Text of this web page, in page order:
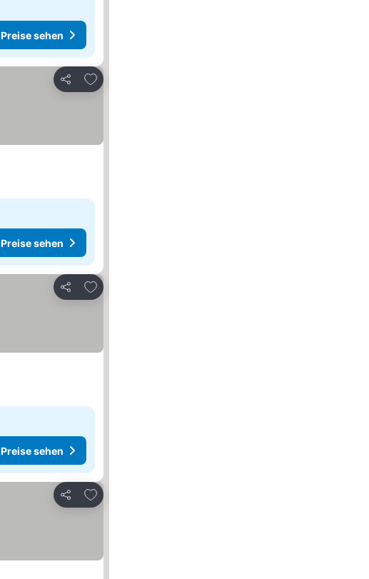
Preise sehen
Teilen
Zu Favoriten hinzufügen
Preise sehen
Teilen
Zu Favoriten hinzufügen
Preise sehen
Teilen
Zu Favoriten hinzufügen